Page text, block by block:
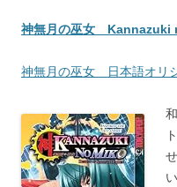
神無月の巫女 Kannazuki
神無月の巫女 日本語オリ